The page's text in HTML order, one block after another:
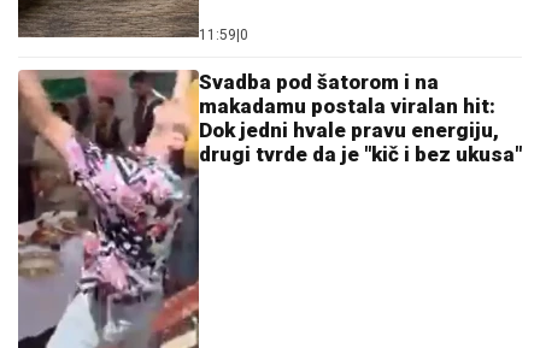
11:59|0
Svadba pod šatorom i na
makadamu postala viralan hit:
Dok jedni hvale pravu energiju,
drugi tvrde da je "kič i bez ukusa"